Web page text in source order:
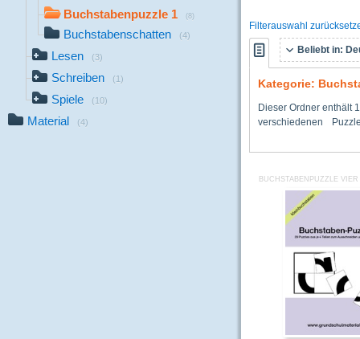
Buchstabenpuzzle 1 (8)
Buchstabenschatten (4)
Lesen (3)
Schreiben (1)
Spiele (10)
Material (4)
Filterauswahl
Beliebt in:
Kategorie:
Dieser Ordner enthält
verschiedenen
BUCHSTABENPUZZLE